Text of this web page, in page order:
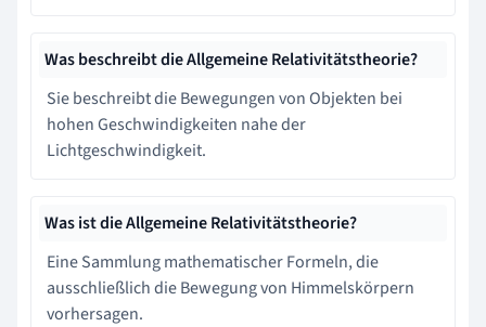
Was beschreibt die Allgemeine Relativitätstheorie?
Sie beschreibt die Bewegungen von Objekten bei
hohen Geschwindigkeiten nahe der
Lichtgeschwindigkeit.
Was ist die Allgemeine Relativitätstheorie?
Eine Sammlung mathematischer Formeln, die
ausschließlich die Bewegung von Himmelskörpern
vorhersagen.